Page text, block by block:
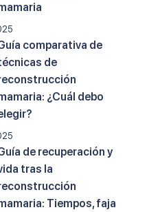
comparativa de
de
¿Cuál debo
de recuperación y
tras la
Tiempos, faja